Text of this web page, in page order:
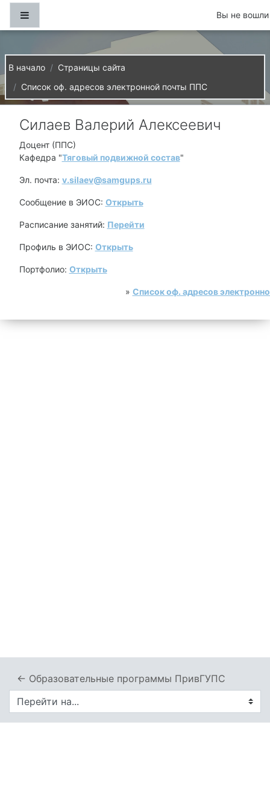
Перейти к основному содержанию
Вы не
В начало
Страницы сайта
Список оф. адресов электронной почты ППС
Силаев Валерий Алексеевич
Доцент (ППС)
Кафедра "Тяговый подвижной состав"
Эл. почта: v.silaev@samgups.ru
Сообщение в ЭИОС: Открыть
Расписание занятий: Перейти
Профиль в ЭИОС: Открыть
Портфолио: Открыть
» Список оф. адресов
← Образовательные программы ПривГУПС
Перейти на...